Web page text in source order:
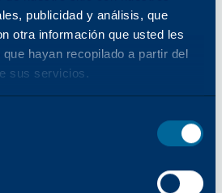
publicidad y análisis, que
otra información que usted les
hayan recopilado a partir del
sus servicios.
de la propia
puntos calientes pueden
en la mezcla de
y el exceso de gas de
evitar problemas debidos
minimice el contacto directo
en papel protector